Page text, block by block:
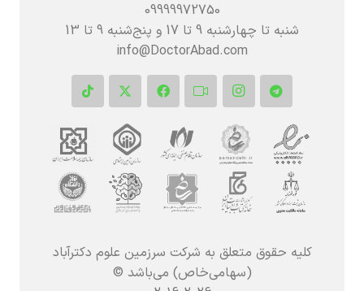
09999972750
شنبه تا چهارشنبه 9 تا 17 و پنج‌شنبه‌ 9 تا 13
info@DoctorAbad.com
کلیه حقوق متعلق به شرکت سرزمین علوم دکترآباد
(سهامی‌خاص) می‌باشد ©